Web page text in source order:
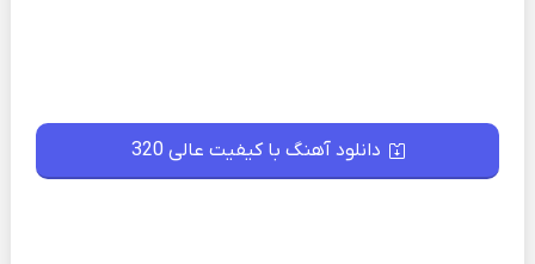
دانلود آهنگ با کیفیت عالی 320